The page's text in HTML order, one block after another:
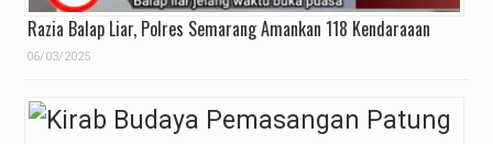
Razia Balap Liar, Polres Semarang Amankan 118 Kendaraaan
06/03/2025